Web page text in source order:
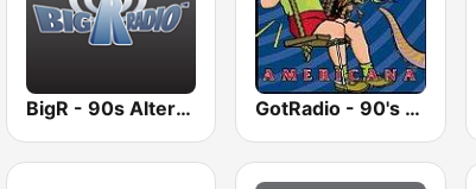
BigR - 90s Alternative Rock GotRadio - 90's Alternative